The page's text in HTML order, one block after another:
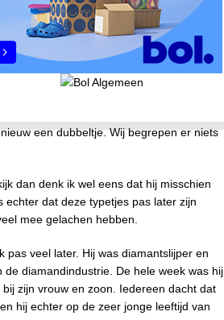
noemden wij hem Sjorsie Poep en dat
van het kampeerterrein/ boomkwekerij
met zijn handen door het gras. Dan
dat dubbeltje zien en dan gingen wij
snap ik nou helemaal niets van”. Dan
een dubbeltje. Wij begrepen er niets
dan denk ik wel eens dat hij misschien
dat deze typetjes pas later zijn
mee gelachen hebben.
veel later. Hij was diamantslijper en
diamandindustrie. De hele week was hij
zijn vrouw en zoon. Iedereen dacht dat
hij echter op de zeer jonge leeftijd van